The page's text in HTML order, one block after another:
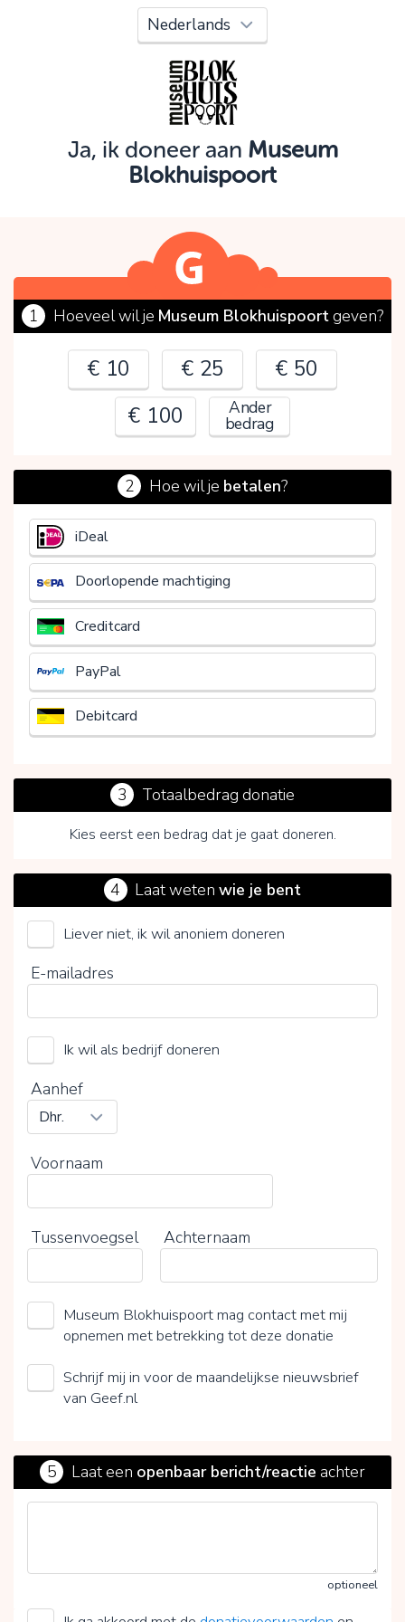
Ja, ik doneer aan Museum
Blokhuispoort
1 Hoeveel wil je Museum Blokhuispoortgeven?
€ 10 € 25
€ 50
€ 100
Ander
bedrag
€
2 Hoe wil je betalen?
iDeal
Doorlopende machtiging
Creditcard
PayPal
Debitcard
3 Totaalbedrag donatie
Kies eerst een bedrag dat je gaat doneren.
Museum Blokhuispoort
Kies je vrijwillige bijdrage
0%
4 Laat wetenwie je bent
Liever niet, ik wil anoniem doneren
E-mailadres
Ik wil als bedrijf doneren
Aanhef
Voornaam
Tussenvoegsel Achternaam
Museum Blokhuispoort mag contact met mij
opnemen met betrekking tot deze donatie
Schrijf mij in voor de maandelijkse nieuwsbrief
van Geef.nl
5 Laat een openbaar bericht/reactie achter
optioneel
Oeps!
Je kunt nog niet verder vanwege:
Controleer en verbeter je invoer en probeer het
OK